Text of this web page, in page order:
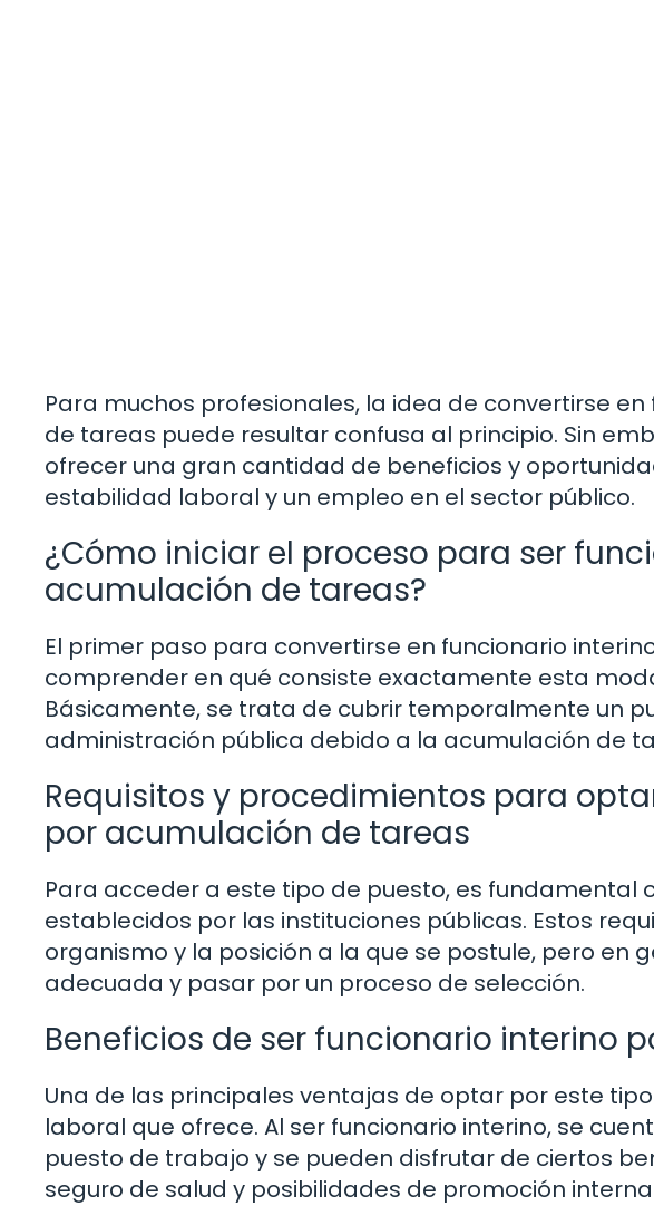
Para muchos profesionales, la idea de convertirse
de tareas puede resultar confusa al principio. Sin
ofrecer una gran cantidad de beneficios y
estabilidad laboral y un empleo en el sector público.
¿Cómo iniciar el proceso para ser
acumulación de tareas?
El primer paso para convertirse en funcionario
comprender en qué consiste exactamente esta
Básicamente, se trata de cubrir temporalmente un
administración pública debido a la acumulación de
Requisitos y procedimientos para
por acumulación de tareas
Para acceder a este tipo de puesto, es fundamental
establecidos por las instituciones públicas. Estos
organismo y la posición a la que se postule, pero en
adecuada y pasar por un proceso de selección.
Beneficios de ser funcionario interino
Una de las principales ventajas de optar por este
laboral que ofrece. Al ser funcionario interino, se
puesto de trabajo y se pueden disfrutar de ciertos
seguro de salud y posibilidades de promoción